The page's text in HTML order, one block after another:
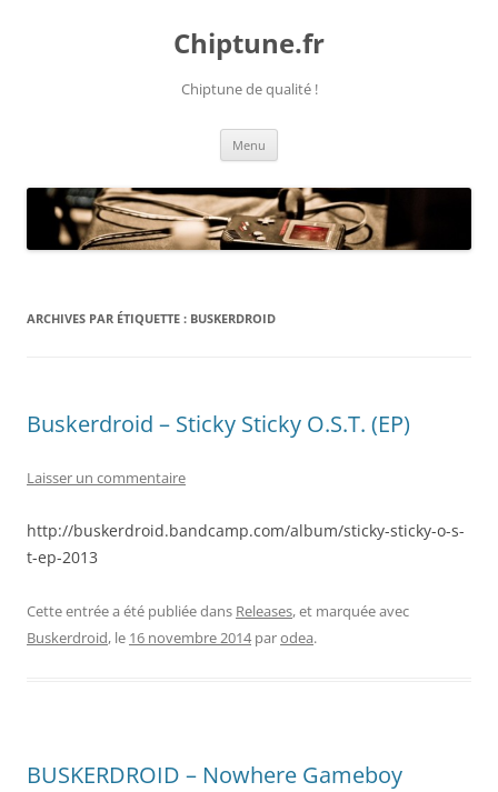
Chiptune.fr
Chiptune de qualité !
Menu
ARCHIVES PAR ÉTIQUETTE : BUSKERDROID
Buskerdroid – Sticky Sticky O​.​S​.​T. (EP)
Laisser un commentaire
http://buskerdroid.bandcamp.com/album/sticky-sticky-o-s-
t-ep-2013
Cette entrée a été publiée dans Releases, et marquée avec
Buskerdroid, le 16 novembre 2014 parodea.
BUSKERDROID – Nowhere Gameboy